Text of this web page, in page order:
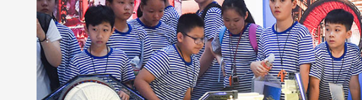
体育 直播 竞猜 2026年世界杯 2026年冬奥会
VIP会员 CCTV奥林匹克频道 生活体育大会 体育
财经 教育 乡村振兴 生态环境 一带一路 央博